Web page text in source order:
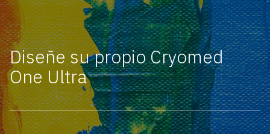
Diseñe su propio Cryomed
One Ultra